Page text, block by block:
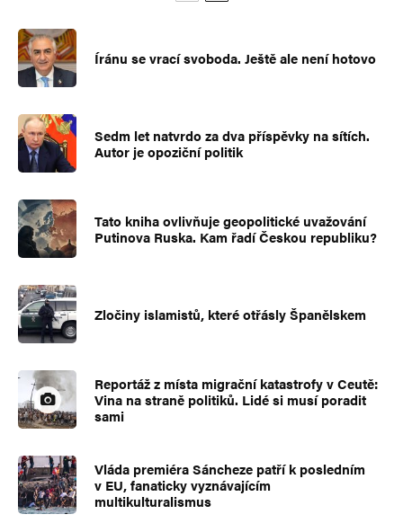
Íránu se vrací svoboda. Ještě ale není hotovo
Sedm let natvrdo za dva příspěvky na sítích.
Autor je opoziční politik
Tato kniha ovlivňuje geopolitické uvažování
Putinova Ruska. Kam řadí Českou republiku?
Zločiny islamistů, které otřásly Španělskem
Reportáž z místa migrační katastrofy v Ceutě:
Vina na straně politiků. Lidé si musí poradit
sami
Vláda premiéra Sáncheze patří k posledním
v EU, fanaticky vyznávajícím
multikulturalismus